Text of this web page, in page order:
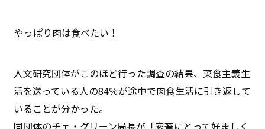
やっぱり肉は食べたい！
人文研究団体がこのほど行った調査の結果、菜食主義生
活を送っている人の84％が途中で肉食生活に引き返して
いることが分かった。
同団体のチェ・グリーン局長が「家畜にとって好ましく